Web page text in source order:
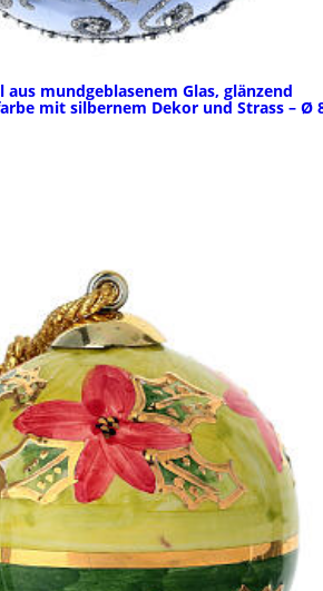
mundgeblasenem Glas, glänzend
mit silbernem Dekor und Strass – Ø